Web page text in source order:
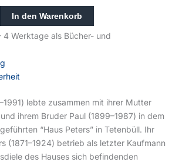
In den Warenkorb
4 Werktage als Bücher- und
lebte zusammen mit ihrer Mutter
ihrem Bruder Paul (1899–1987) in dem
“Haus Peters” in Tetenbüll. Ihr
(1871–1924) betrieb als letzter Kaufmann
des Hauses sich befindenden